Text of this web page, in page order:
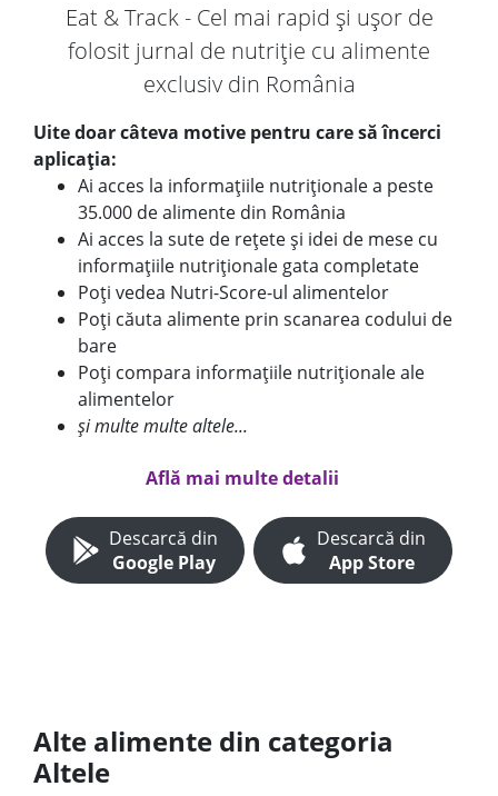
Eat & Track - Cel mai rapid și ușor de
folosit jurnal de nutriție cu alimente
exclusiv din România
Uite doar câteva motive pentru care să încerci
aplicația:
Ai acces la informațiile nutriționale a peste
35.000 de alimente din România
Ai acces la sute de rețete și idei de mese cu
informațiile nutriționale gata completate
Poți vedea Nutri-Score-ul alimentelor
Poți căuta alimente prin scanarea codului de
bare
Poți compara informațiile nutriționale ale
alimentelor
și multe multe altele...
Află mai multe detalii
Descarcă din
Google Play
Descarcă din
App Store
Alte alimente din categoria
Altele